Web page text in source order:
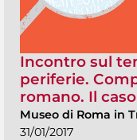
Incontro sul
periferie.
romano. Il
Museo di Roma in
31/01/2017